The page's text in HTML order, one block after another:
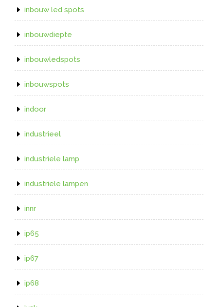
inbouw led spots
inbouwdiepte
inbouwledspots
inbouwspots
indoor
industrieel
industriele lamp
industriele lampen
innr
ip65
ip67
ip68